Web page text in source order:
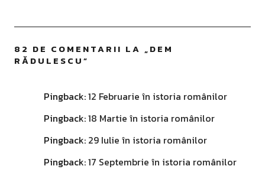
82 DE COMENTARII LA „DEM
RĂDULESCU”
Pingback:12 Februarie în istoria românilor
Pingback:18 Martie în istoria românilor
Pingback: 29 Iulie în istoria românilor
Pingback:17 Septembrie în istoria românilor